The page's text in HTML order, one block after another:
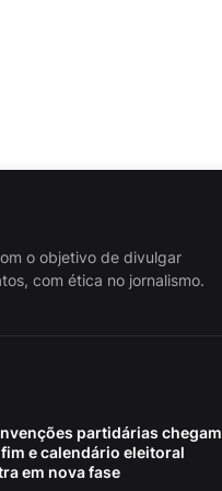
o objetivo de divulgar
com ética no jornalismo.
partidárias chegam
e calendário eleitoral
em nova fase